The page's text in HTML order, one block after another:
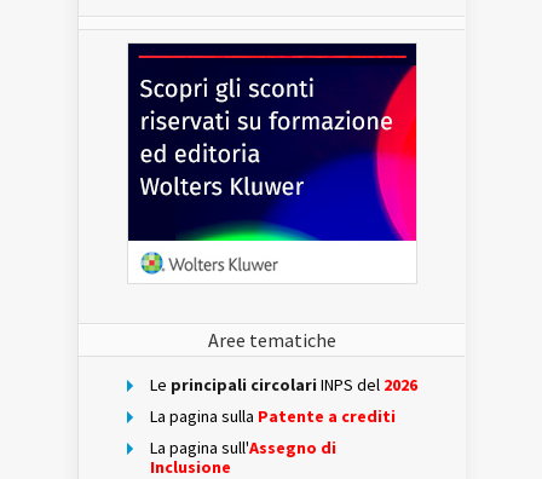
Aree tematiche
Le principali circolari INPS del 2026
La pagina sulla Patente a crediti
La pagina sull'Assegno di
Inclusione